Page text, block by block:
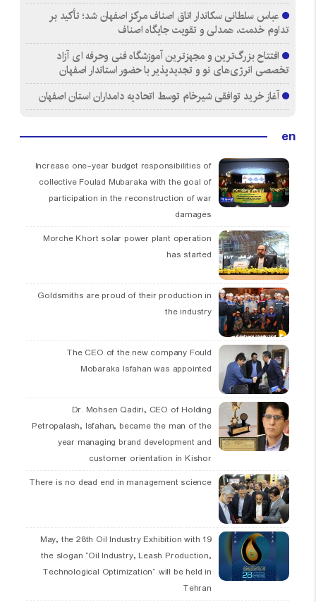
عباس سلطانی سکاندار اتاق اصناف مرکز اصفهان شد؛ تأکید بر
تداوم خدمت، همدلی و تقویت جایگاه اصناف
افتتاح بزرگ‌ترین و مجهزترین آموزشگاه فنی وحرفه ای آزاد
تخصصی انرژی‌های نو و تجدیدپذیر با حضور استاندار اصفهان
آغاز خرید توافقی شیرخام توسط اتحادیه دامداران استان اصفهان
en
Increase one-year budget responsibilities of
collective Foulad Mubaraka with the goal of
participation in the reconstruction of war
damages
Morche Khort solar power plant operation
has started
Goldsmiths are proud of their production in
the industry
The CEO of the new company Fould
Mobaraka Isfahan was appointed
Dr. Mohsen Qadiri, CEO of Holding
Petropalash, Isfahan, became the man of the
year managing brand development and
customer orientation in Kishor
There is no dead end in management science
19 May, the 28th Oil Industry Exhibition with
the slogan “Oil Industry, Leash Production,
Technological Optimization” will be held in
Tehran